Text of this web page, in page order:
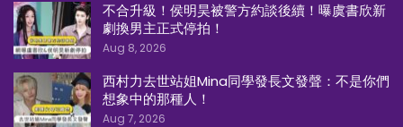
不合升級！侯明昊被警方約談後續！曝虞書欣新
劇換男主正式停拍！
Aug 8, 2026
西村力去世站姐Mina同學發長文發聲：不是你們
想象中的那種人！
Aug 7, 2026